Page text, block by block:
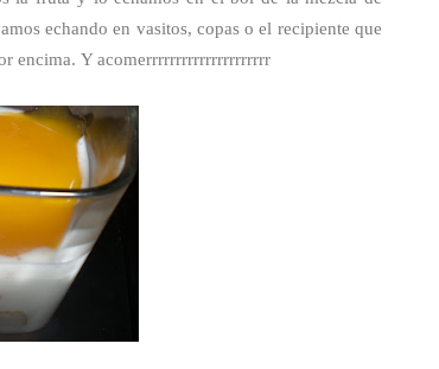
echando en vasitos, copas o el recipiente que
encima. Y acomerrrrrrrrrrrrrrrrrrrrr